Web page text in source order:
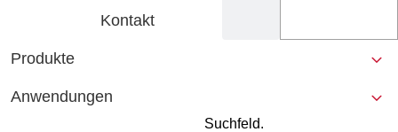
Kontakt
Produkte
Anwendungen
Suchfeld.